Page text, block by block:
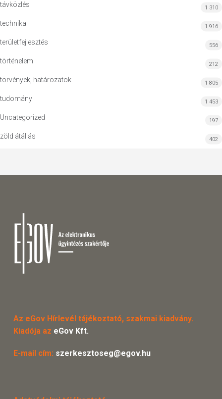
távközlés 1 310
technika 1 916
területfejlesztés 556
történelem 212
törvények, határozatok 1 805
tudomány 1 453
Uncategorized 197
zöld átállás 402
Az eGov Hírlevél tájékoztató, szakmai kiadvány.
Kiadója az eGov Kft.
E-mail cím: szerkesztoseg@egov.hu